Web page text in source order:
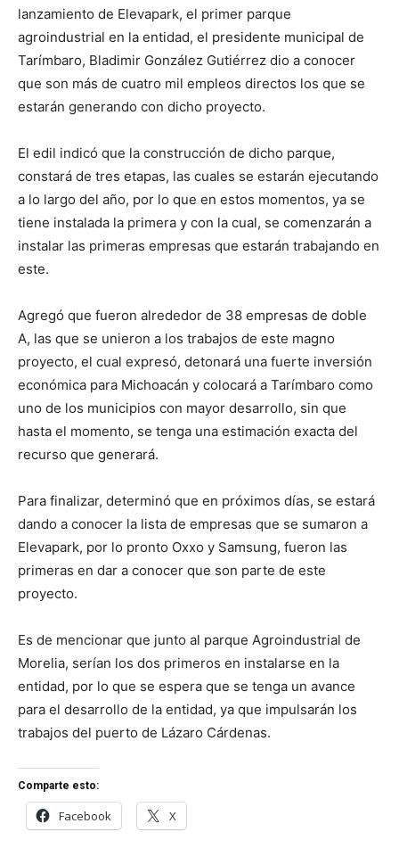
lanzamiento de Elevapark, el primer parque
agroindustrial en la entidad, el presidente municipal de
Tarímbaro, Bladimir González Gutiérrez dio a conocer
que son más de cuatro mil empleos directos los que se
estarán generando con dicho proyecto.
El edil indicó que la construcción de dicho parque,
constará de tres etapas, las cuales se estarán ejecutando
a lo largo del año, por lo que en estos momentos, ya se
tiene instalada la primera y con la cual, se comenzarán a
instalar las primeras empresas que estarán trabajando en
este.
Agregó que fueron alrededor de 38 empresas de doble
A, las que se unieron a los trabajos de este magno
proyecto, el cual expresó, detonará una fuerte inversión
económica para Michoacán y colocará a Tarímbaro como
uno de los municipios con mayor desarrollo, sin que
hasta el momento, se tenga una estimación exacta del
recurso que generará.
Para finalizar, determinó que en próximos días, se estará
dando a conocer la lista de empresas que se sumaron a
Elevapark, por lo pronto Oxxo y Samsung, fueron las
primeras en dar a conocer que son parte de este
proyecto.
Es de mencionar que junto al parque Agroindustrial de
Morelia, serían los dos primeros en instalarse en la
entidad, por lo que se espera que se tenga un avance
para el desarrollo de la entidad, ya que impulsarán los
trabajos del puerto de Lázaro Cárdenas.
Comparte esto:
Facebook X